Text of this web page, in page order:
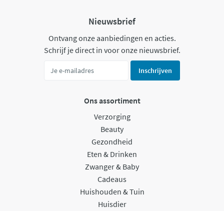
Nieuwsbrief
Ontvang onze aanbiedingen en acties.
Schrijf je direct in voor onze nieuwsbrief.
Inschrijven
Ons assortiment
Verzorging
Beauty
Gezondheid
Eten & Drinken
Zwanger & Baby
Cadeaus
Huishouden & Tuin
Huisdier